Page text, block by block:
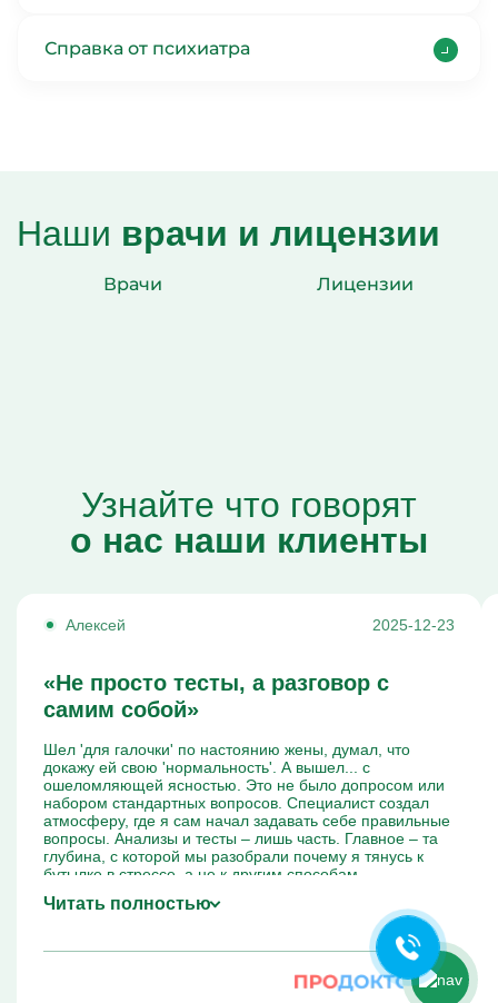
Ольга Кравченко
Здравствуйте! Готова помочь
вам. Напишите мне, если у
вас появятся вопросы.
Справка от психиатра
Наши врачи и лицензии
Врачи Лицензии
Узнайте что говорят
о нас наши клиенты
Алексей 2025-12-23
«Не просто тесты, а разговор с
самим собой»
Шел 'для галочки' по настоянию жены, думал, что
докажу ей свою 'нормальность'. А вышел... с
ошеломляющей ясностью. Это не было допросом или
набором стандартных вопросов. Специалист создал
атмосферу, где я сам начал задавать себе правильные
вопросы. Анализы и тесты – лишь часть. Главное – та
глубина, с которой мы разобрали почему я тянусь к
бутылке в стрессе, а не к другим способам.
зависимости, но и мои неосознанные паттерны
избегания проблем. Это был старт, о котором я даже не
Читать полностью